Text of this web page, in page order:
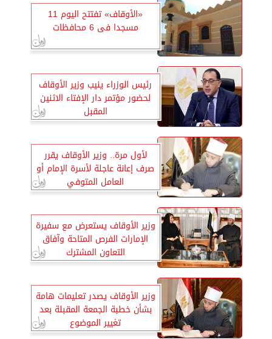
«الأوقاف» تفتتح اليوم 11
مسجدا فى 6 محافظات
رئيس الوزراء ينيب وزير الأوقاف
لحضور مؤتمر دار الإفتاء الاثنين
المقبل
لأول مرة.. وزير الأوقاف يقرر
صرف إعانة عاجلة لأسرة الإمام أو
العامل المتوفي
وزير الأوقاف يستعرض مع سفيرة
الإمارات الفرص المتاحة وآفاق
التعاون المشترك
وزير الأوقاف يصدر تعليمات هامة
بشأن خطبة الجمعة المقبلة بعد
تغيير الموضوع